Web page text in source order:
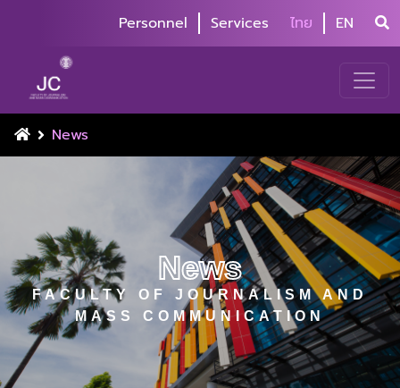
Personnel Services ไทย EN
News
News
FACULTY OF JOURNALISM AND
MASS COMMUNICATION